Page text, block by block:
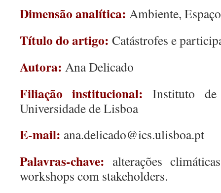
Dimensão analítica: Ambiente,
Título do artigo: Catástrofes e
Autora: Ana Delicado
Filiação institucional: Instituto de
Universidade de Lisboa
E-mail: ana.delicado@ics.ulisboa.pt
Palavras-chave: alterações
workshops com stakeholders.